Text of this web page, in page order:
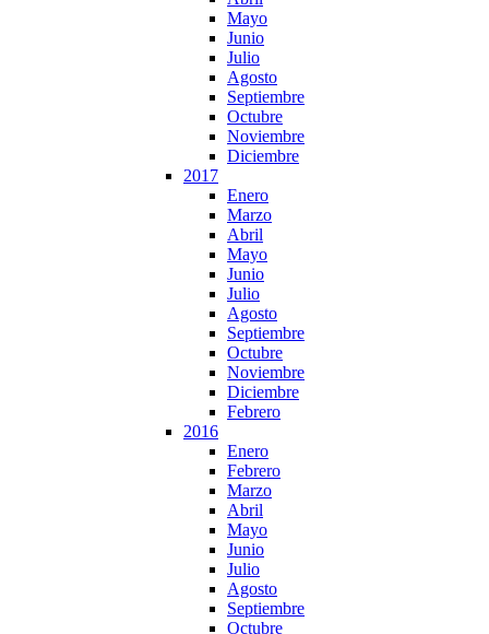
Mayo
Junio
Julio
Agosto
Septiembre
Octubre
Noviembre
Diciembre
2017
Enero
Marzo
Abril
Mayo
Junio
Julio
Agosto
Septiembre
Octubre
Noviembre
Diciembre
Febrero
2016
Enero
Febrero
Marzo
Abril
Mayo
Junio
Julio
Agosto
Septiembre
Octubre